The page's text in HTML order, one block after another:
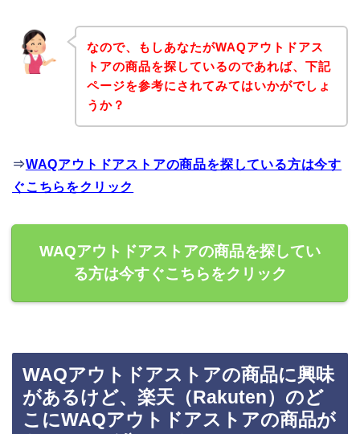
なので、もしあなたがWAQアウトドアス
トアの商品を探しているのであれば、下記
ページを参考にされてみてはいかがでしょ
うか？
⇒WAQアウトドアストアの商品を探している方は今す
ぐこちらをクリック
WAQアウトドアストアの商品を探してい
る方は今すぐこちらをクリック
WAQアウトドアストアの商品に興味
があるけど、楽天（Rakuten）のど
こにWAQアウトドアストアの商品が